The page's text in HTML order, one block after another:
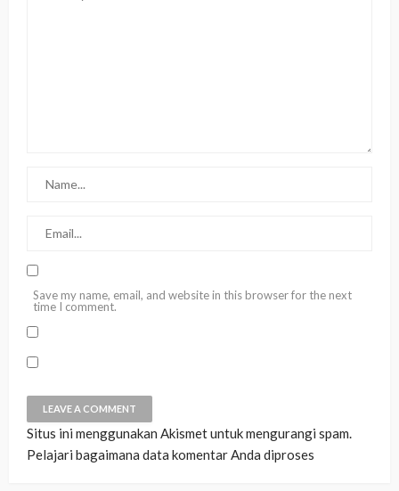
Save my name, email, and website in this browser for the next
time I comment.
Situs ini menggunakan Akismet untuk mengurangi spam.
Pelajari bagaimana data komentar Anda diproses